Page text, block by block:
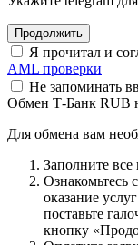
Я прочитал и
AML проверки
Не запоминать
Обмен Т-Банк RUB
Для обмена вам
Заполните
Ознакомьтесь
оказание
поставьте
кнопку